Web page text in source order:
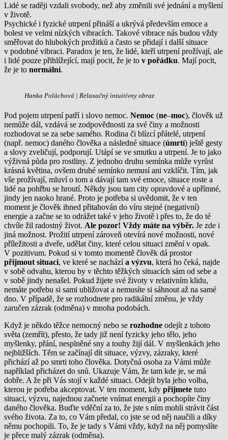
Lidé se raději vzdali svobody, než aby změnili své jednání a myšlení
v životě.
Psychické i fyzické utrpení přináší a ukrývá především emoce a
bolest ve velmi nízkých vibracích. Takové vibrace nás budou vždy
směřovat do hlubokých prožitků a často se přidají i další situace
v podobné vibraci. Paradox je ten, že lidé, kteří utrpení prožívají, ale
i lidé pouze přihlížející, mají pocit, že je to v pořádku. Mají pocit,
že je to normální.
Hanka Poláchová | Relaxačný intuitívny obraz
Pod pojem utrpení patří i slovo nemoc. Nemoc (ne–moc), člověk už
nemůže dál, vzdává se zodpovědnosti za své činy a možnosti
rozhodovat se za sebe samého. Rodina či blízcí přátelé, utrpení
(např. nemoc) daného člověka a následné situace (úmrtí) ještě gesty
a slovy zveličují, podporují. Utápí se ve smutku a utrpení. Je to jako
výživná půda pro rostliny. Z jednoho druhu semínka může vyrůst
krásná květina, ovšem druhé semínko nemusí ani vzklíčit. Tím, jak
vše prožívají, mluví o tom a dávají tam své emoce, situace roste a
lidé na pohřbu se hroutí. Někdy jsou tam city opravdové a upřímné,
jindy jen naoko hrané. Proto je potřeba si uvědomit, že v ten
moment je člověk ihned přitahován do víru stejné (negativní)
energie a začne se to odrážet také v jeho životě i přes to, že do té
chvíle žil radostný život. Ale pozor! Vždy máte na výběr. Je zde i
jiná možnost. Prožití utrpení zároveň otevírá nové možnosti, nové
příležitosti a dveře, udělat činy, které celou situaci změní v opak.
V pozitivum. Pokud si v tomto momentě člověk dá prostor
přijmout situaci, ve které se nacházía výzvu, která ho čeká, najde
v sobě odvahu, kterou by v těchto těžkých situacích sám od sebe a
v sobě jindy nenašel. Pokud žijete své životy v relativním klidu,
nemáte potřebu si sami ubližovat a nemusíte si sáhnout až na samé
dno. V případě, že se rozhodnete pro radikální změnu, je vždy
zaručen zázrak (odměna) v mnoha podobách.
Když je někdo těžce nemocný nebo se rozhodne odejít z tohoto
světa (zemřít), přesto, že tady již není fyzicky jeho tělo, jeho
myšlenky, přání, nesplněné sny a touhy žijí dál. V myšlenkách jeho
nejbližších. Těm se začínají dít situace, výzvy, zázraky, které
přichází až po smrti toho člověka. Dotyčná osoba za Vámi může
například přicházet do snů. Ukazuje Vám, že tam kde je, se má
dobře. A že při Vás stojí v každé situaci. Odejít byla jeho volba,
kterou je potřeba akceptovat. V ten moment, kdy přijmete tuto
situaci, výzvu, najednou začnete vnímat energii a pochopíte činy
daného člověka. Buďte vděční za to, že jste s ním mohli strávit část
svého života. Za to, co Vám předal, co jste se od něj naučili a díky
němu pochopili. To, že je tady s Vámi vždy, když na něj pomyslíte
je přece malý zázrak (odměna).